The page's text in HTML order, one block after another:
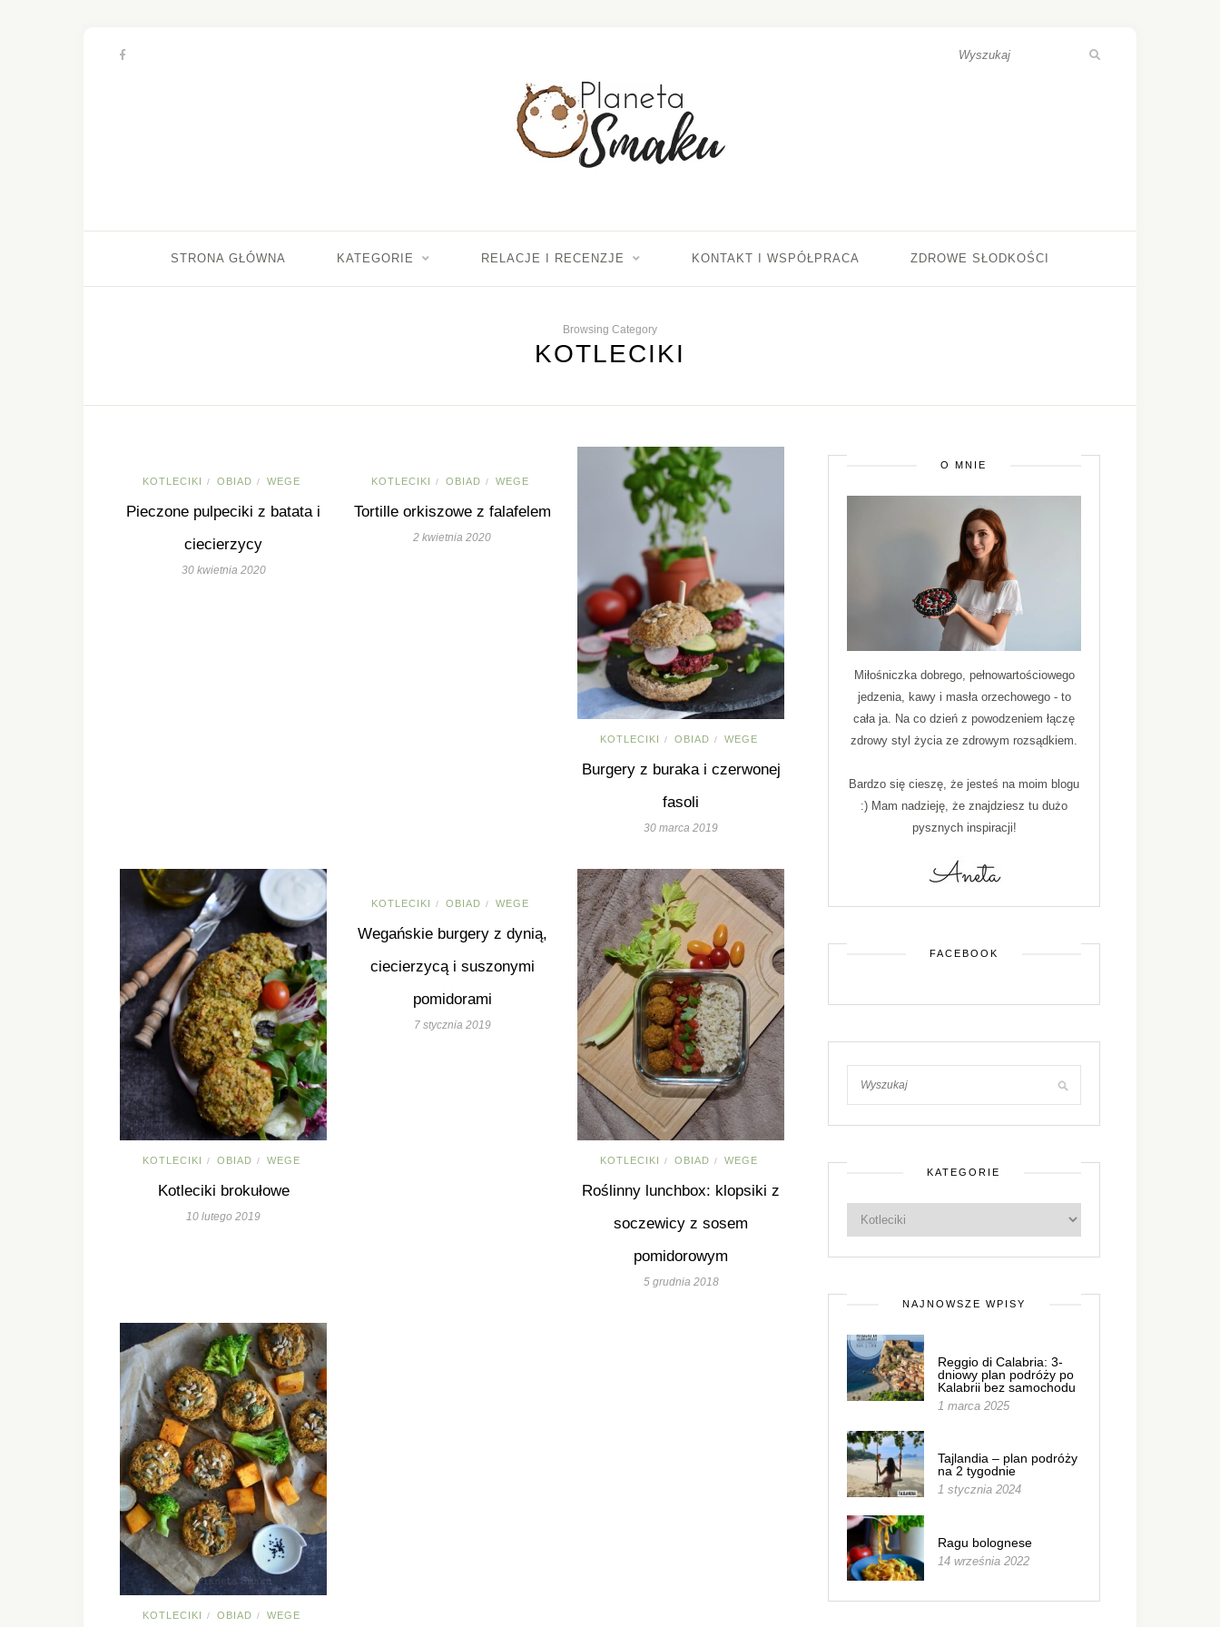
STRONA GŁÓWNA KATEGORIE RELACJE I RECENZJE KONTAKT I WSPÓŁPRACA ZDROWE SŁODKOŚCI
Browsing Category
KOTLECIKI
KOTLECIKI / OBIAD / WEGE
Pieczone pulpeciki z batata i
ciecierzycy
30 kwietnia 2020
KOTLECIKI / OBIAD / WEGE
Tortille orkiszowe z falafelem
2 kwietnia 2020
KOTLECIKI / OBIAD / WEGE
Burgery z buraka i czerwonej
fasoli
30 marca 2019
KOTLECIKI / OBIAD / WEGE
Kotleciki brokułowe
10 lutego 2019
KOTLECIKI / OBIAD / WEGE
Wegańskie burgery z dynią,
ciecierzycą i suszonymi
pomidorami
7 stycznia 2019
KOTLECIKI / OBIAD / WEGE
Roślinny lunchbox: klopsiki z
soczewicy z sosem
pomidorowym
5 grudnia 2018
KOTLECIKI / OBIAD / WEGE
O MNIE
Miłośniczka dobrego, pełnowartościowego
jedzenia, kawy i masła orzechowego - to
cała ja. Na co dzień z powodzeniem łączę
zdrowy styl życia ze zdrowym rozsądkiem.
Bardzo się cieszę, że jesteś na moim blogu
:) Mam nadzieję, że znajdziesz tu dużo
pysznych inspiracji!
FACEBOOK
KATEGORIE
NAJNOWSZE WPISY
Reggio di Calabria: 3-
dniowy plan podróży po
Kalabrii bez samochodu
1 marca 2025
Tajlandia – plan podróży
na 2 tygodnie
1 stycznia 2024
Ragu bolognese
14 września 2022